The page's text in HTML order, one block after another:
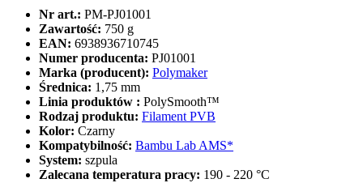
Nr art.: PM-PJ01001
Zawartość: 750 g
EAN: 6938936710745
Numer producenta: PJ01001
Marka (producent): Polymaker
Średnica: 1,75 mm
Linia produktów : PolySmooth™
Rodzaj produktu: Filament PVB
Kolor: Czarny
Kompatybilność: Bambu Lab AMS*
System: szpula
Zalecana temperatura pracy: 190 - 220 °C